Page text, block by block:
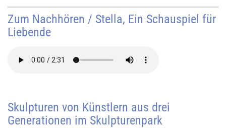
Zum Nachhören / Stella, Ein Schauspiel für
Liebende
Skulpturen von Künstlern aus drei
Generationen im Skulpturenpark